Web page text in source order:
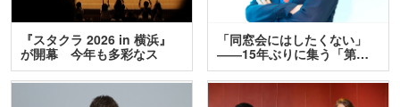
『スタクラ 2026 in 横浜』
が開幕 今年も多彩なス
テ…
「同窓会にはしたくない」
――15年ぶりに集う「第…